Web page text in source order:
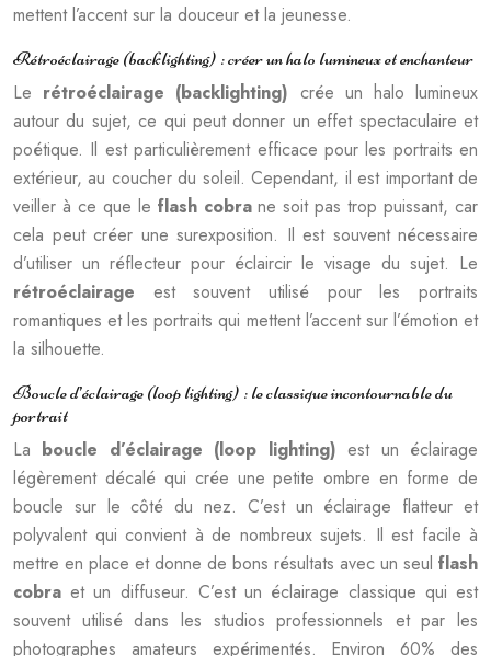
mettent l’accent sur la douceur et la jeunesse.
Rétroéclairage (backlighting) : créer un halo lumineux et enchanteur
Le rétroéclairage (backlighting) crée un halo lumineux
autour du sujet, ce qui peut donner un effet spectaculaire et
poétique. Il est particulièrement efficace pour les portraits en
extérieur, au coucher du soleil. Cependant, il est important de
veiller à ce que le flash cobrane soit pas trop puissant, car
cela peut créer une surexposition. Il est souvent nécessaire
d’utiliser un réflecteur pour éclaircir le visage du sujet. Le
rétroéclairage est souvent utilisé pour les portraits
romantiques et les portraits qui mettent l’accent sur l’émotion et
la silhouette.
Boucle d’éclairage (loop lighting) : le classique incontournable du
portrait
La boucle d’éclairage (loop lighting)est un éclairage
légèrement décalé qui crée une petite ombre en forme de
boucle sur le côté du nez. C’est un éclairage flatteur et
polyvalent qui convient à de nombreux sujets. Il est facile à
mettre en place et donne de bons résultats avec un seul flash
cobraet un diffuseur. C’est un éclairage classique qui est
souvent utilisé dans les studios professionnels et par les
photographes amateurs expérimentés. Environ 60% des